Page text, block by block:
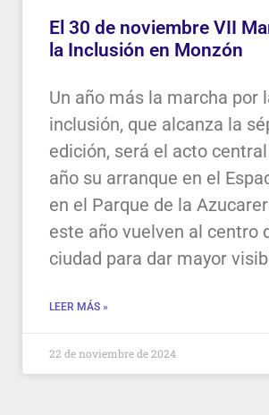
El 30 de noviembre VII
la Inclusión en Monzón
Un año más la marcha por
inclusión, que alcanza la
edición, será el acto
año su arranque en el
en el Parque de la
este año vuelven al centro
ciudad para dar mayor
LEER MÁS »
22 de noviembre de 2024